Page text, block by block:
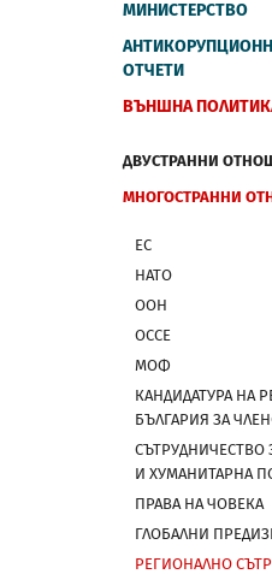
МИНИСТЕРСТВО
ОТЧЕТИ
ВЪНШНА
ДВУСТРАННИ
МНОГОСТРАННИ
ЕС
НАТО
ООН
ОССЕ
МОФ
КАНДИДАТУРА НА
БЪЛГАРИЯ ЗА
СЪТРУДНИЧЕСТВО
И ХУМАНИТАРНА
ПРАВА НА ЧОВЕКА
ГЛОБАЛНИ
РЕГИОНАЛНО